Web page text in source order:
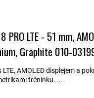
PRO LTE - 51 mm,
Graphite 010-
do 90 dní + Topo
Voucher
AMOLED displejem a
tréninku. ...